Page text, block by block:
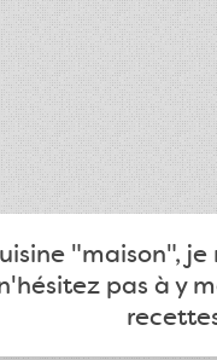
"maison",
pas à y